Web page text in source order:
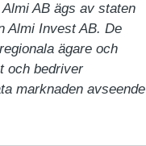
AB ägs av staten
Almi Invest AB. De
ägare och
och bedriver
marknaden avseende